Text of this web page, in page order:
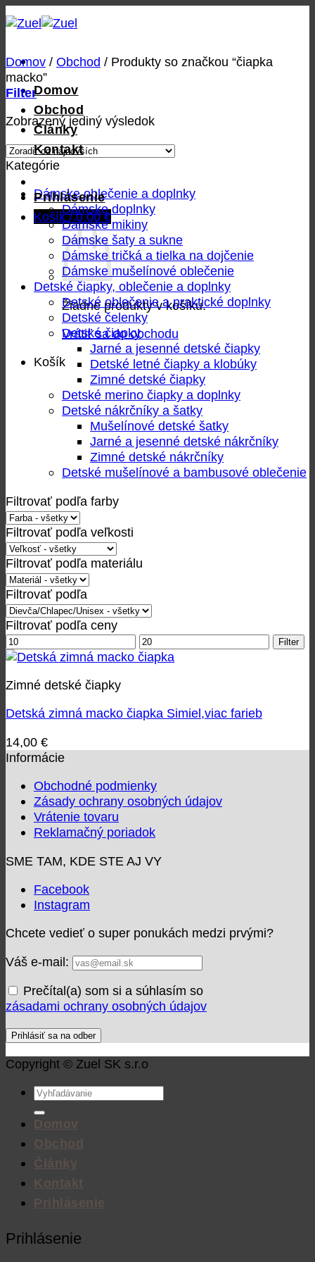
Skip
to
Domov
Obchod
Články
Kontakt
Prihlásenie
Košík /0,00€
Žiadne produkty v košíku.
Vrátiť sa do obchodu
Košík
Domov / Obchod / Produkty so značkou “čiapka
macko”
Filter
Zobrazený jediný výsledok
Kategórie
Dámske oblečenie a doplnky
Dámske doplnky
Dámske mikiny
Dámske šaty a sukne
Dámske tričká a tielka na dojčenie
Dámske mušelínové oblečenie
Detské čiapky, oblečenie a doplnky
Detské oblečenie a praktické doplnky
Detské čelenky
Detské čiapky
Jarné a jesenné detské čiapky
Detské letné čiapky a klobúky
Zimné detské čiapky
Detské merino čiapky a doplnky
Detské nákrčníky a šatky
Mušelínové detské šatky
Jarné a jesenné detské nákrčníky
Zimné detské nákrčníky
Detské mušelínové a bambusové oblečenie
Filtrovať podľa farby
Filtrovať podľa veľkosti
Filtrovať podľa materiálu
Filtrovať podľa
Filtrovať podľa ceny
Minimálna
cena
Maximálna
cena
Filter
Zimné detské čiapky
Detská zimná macko čiapka Simiel,viac farieb
14,00 €
Informácie
Obchodné podmienky
Zásady ochrany osobných údajov
Vrátenie tovaru
Reklamačný poriadok
SME TAM, KDE STE AJ VY
Facebook
Instagram
Chcete vedieť o super ponukách medzi prvými?
Váš e-mail:
Prečítal(a) som si a súhlasím so
zásadami ochrany osobných údajov
Copyright © Zuel SK s.r.o
Hľadať:
Domov
Obchod
Články
Kontakt
Prihlásenie
Prihlásenie